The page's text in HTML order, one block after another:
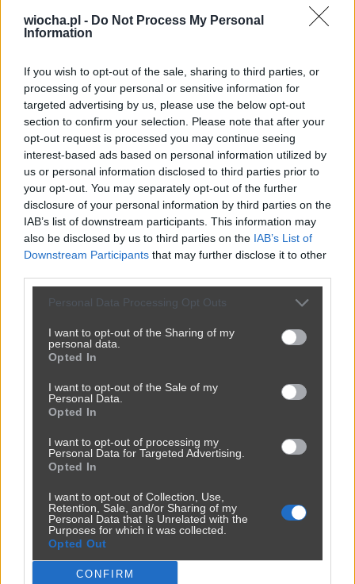
wiocha.pl - Do Not Process My Personal
Information
If you wish to opt-out of the sale, sharing to third parties, or
processing of your personal or sensitive information for
targeted advertising by us, please use the below opt-out
section to confirm your selection. Please note that after your
opt-out request is processed you may continue seeing
interest-based ads based on personal information utilized by
us or personal information disclosed to third parties prior to
your opt-out. You may separately opt-out of the further
disclosure of your personal information by third parties on the
IAB’s list of downstream participants. This information may
also be disclosed by us to third parties on the IAB’s List of
Downstream Participants that may further disclose it to other
Personal Data Processing Opt Outs
I want to opt-out of the Sharing of my
personal data.
Opted In
I want to opt-out of the Sale of my
Personal Data.
Opted In
I want to opt-out of processing my
Personal Data for Targeted Advertising.
Opted In
I want to opt-out of Collection, Use,
Retention, Sale, and/or Sharing of my
Personal Data that Is Unrelated with the
Purposes for which it was collected.
Opted Out
CONFIRM